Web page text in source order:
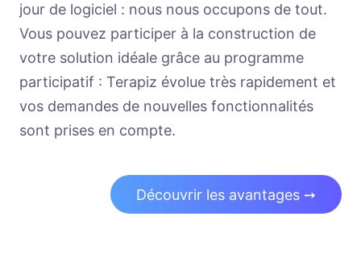
jour de logiciel : nous nous occupons de tout.
Vous pouvez participer à la construction de
votre solution idéale grâce au programme
participatif : Terapiz évolue très rapidement et
vos demandes de nouvelles fonctionnalités
sont prises en compte.
Découvrir les avantages ➙